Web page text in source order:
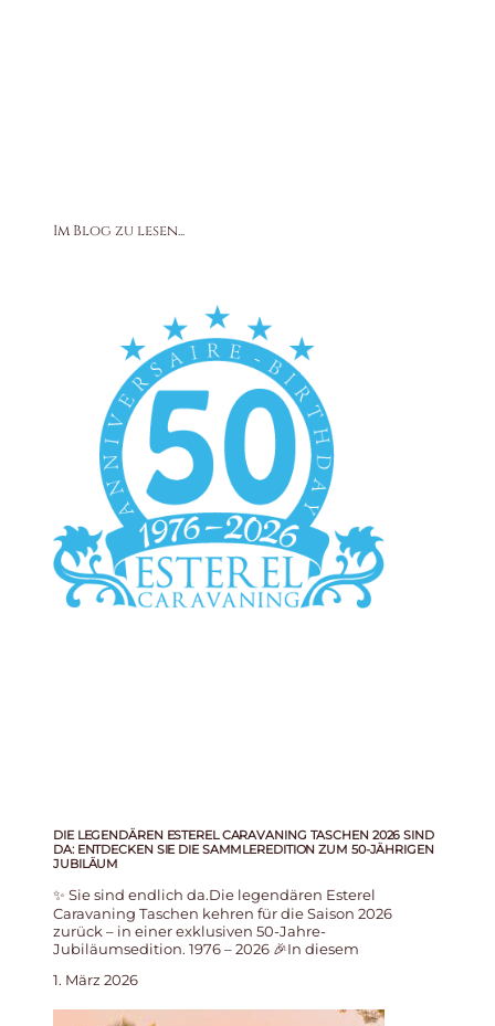
Im Blog zu lesen...
DIE LEGENDÄREN ESTEREL CARAVANING TASCHEN 2026 SIND
DA: ENTDECKEN SIE DIE SAMMLEREDITION ZUM 50-JÄHRIGEN
JUBILÄUM
✨ Sie sind endlich da.Die legendären Esterel
Caravaning Taschen kehren für die Saison 2026
zurück – in einer exklusiven 50-Jahre-
Jubiläumsedition. 1976 – 2026 🎉In diesem
1. März 2026